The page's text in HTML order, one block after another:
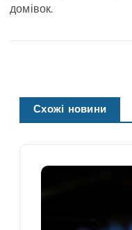
домівок.
Схожі новини